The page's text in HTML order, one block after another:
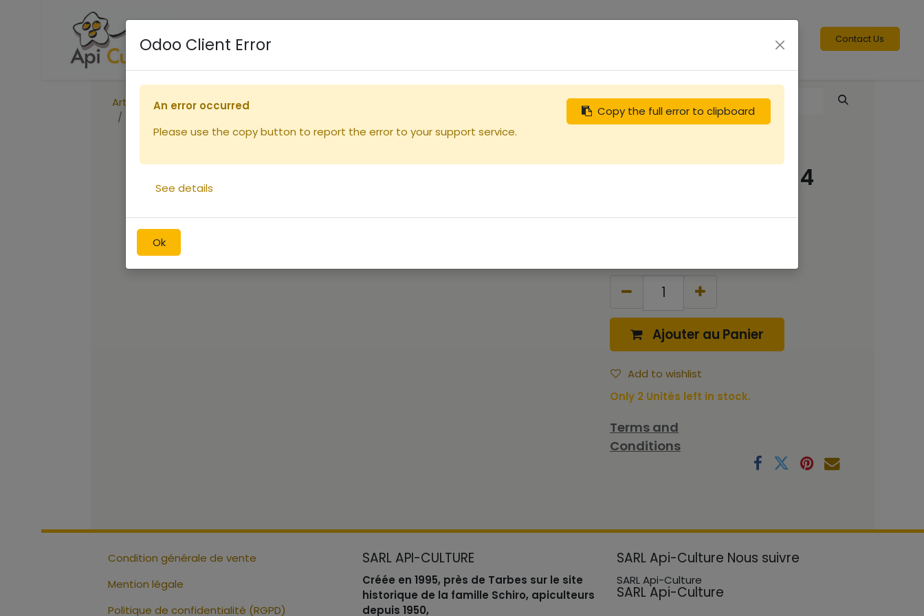
Accueil Boutique Contact Us
Articles
Extracteur racing 4
Ajouter au Panier
Add to wishlist
Only 2 Unités left in stock.
Terms and
Conditions
Condition générale de vente
Mention légale
Politique de confidentialité (RGPD)
SARL API-CULTURE
Créée en 1995, près de Tarbes sur le site
historique de la famille Schiro, apiculteurs
depuis 1950,
SARL Api-Culture Nous suivre
SARL Api-Culture
SARL Api-Culture
Odoo Client Error
Ok
Copy the full error to clipboard
An error occurred
Please use the copy button to report the error to your support service.
See details